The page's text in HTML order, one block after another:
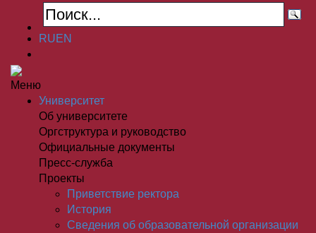
RUEN
Меню
Университет
Об университете
Оргструктура и руководство
Официальные документы
Пресс-служба
Проекты
Приветствие ректора
История
Сведения об образовательной организации